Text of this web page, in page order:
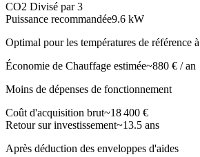
CO2 Divisé par 3
Puissance recommandée9.6 kW
Optimal pour les températures de référence à
Économie de Chauffage estimée~880 € / an
Moins de dépenses de fonctionnement
Coût d'acquisition brut~18 400 €
Retour sur investissement~13.5 ans
Après déduction des enveloppes d'aides